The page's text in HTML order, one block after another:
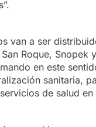
van a ser
San Roque, Snopek
en este
sanitaria,
de salud